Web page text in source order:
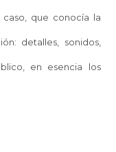
caso, que conocía la
detalles, sonidos,
en esencia los